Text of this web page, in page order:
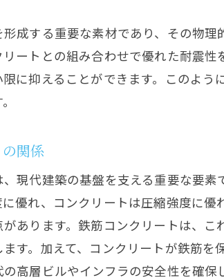
安全教育
鉄筋に関する
鉄筋の寿
鉄筋と耐
鉄筋施工
鉄筋施工に
最新の鉄
成する重要な素材であり、その物
ートとの組み合わせで優れた耐震
に抑えることができます。このよ
関係
現代建築の基盤を支える重要な要
優れ、コンクリートは圧縮強度に
あります。鉄筋コンクリートは、
す。加えて、コンクリートが鉄筋
高層ビルやインフラの安全性を確